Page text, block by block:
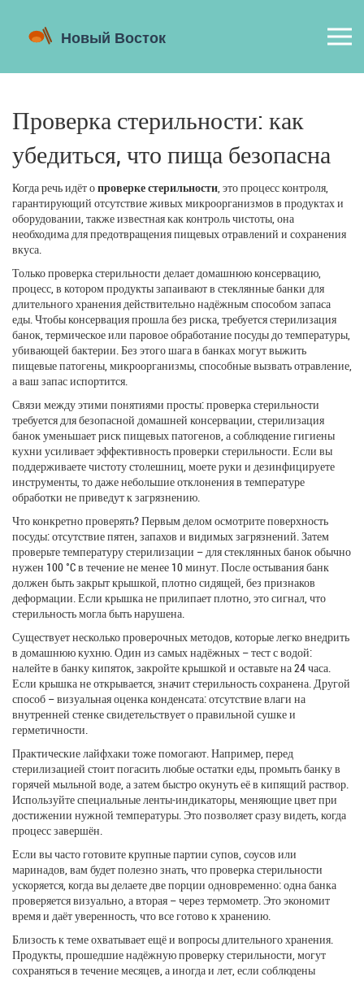
Проверка стерильности: как
убедиться, что пища безопасна
Когда речь идёт опроверке стерильности это процесс контроля,
гарантирующий отсутствие живых микроорганизмов в продуктах и
оборудовании , также известная какконтроль чистоты , она
необходима для предотвращения пищевых отравлений и сохранения
вкуса.
Только проверка стерильности делает домашнюю консервацию
процесс, в котором продукты запаивают в стеклянные банки для
длительного хранения действительно надёжным способом запаса
еды. Чтобы консервация прошла без риска, требуетсястерилизация
банок термическое или паровое обработание посуды до температуры,
убивающей бактерии . Без этого шага в банках могут выжить
пищевые патогены микроорганизмы, способные вызвать отравление
а ваш запас испортится.
Связи между этими понятиями просты: проверка стерильности
требуется для безопасной домашней консервации, стерилизация
банок уменьшает риск пищевых патогенов, а соблюдение гигиены
кухни усиливает эффективность проверки стерильности. Если вы
поддерживаете чистоту столешниц, моете руки и дезинфицируете
инструменты, то даже небольшие отклонения в температуре
обработки не приведут к загрязнению.
Что конкретно проверять? Первым делом осмотрите поверхность
посуды: отсутствие пятен, запахов и видимых загрязнений. Затем
проверьте температуру стерилизации – для стеклянных банок обычно
нужен 100 °C в течение не менее 10 минут. После остывания банк
должен быть закрыт крышкой, плотно сидящей, без признаков
деформации. Если крышка не прилипает плотно, это сигнал, что
стерильность могла быть нарушена.
Существует несколько проверочных методов, которые легко внедрить
в домашнюю кухню. Один из самых надёжных – тест с водой:
налейте в банку кипяток, закройте крышкой и оставьте на 24 часа.
Если крышка не открывается, значит стерильность сохранена. Другой
способ – визуальная оценка конденсата: отсутствие влаги на
внутренней стенке свидетельствует о правильной сушке и
герметичности.
Практические лайфхаки тоже помогают. Например, перед
стерилизацией стоит погасить любые остатки еды, промыть банку в
горячей мыльной воде, а затем быстро окунуть её в кипящий раствор.
Используйте специальные ленты‑индикаторы, меняющие цвет при
достижении нужной температуры. Это позволяет сразу видеть, когда
процесс завершён.
Если вы часто готовите крупные партии супов, соусов или
маринадов, вам будет полезно знать, что проверка стерильности
ускоряется, когда вы делаете две порции одновременно: одна банка
проверяется визуально, а вторая – через термометр. Это экономит
время и даёт уверенность, что все готово к хранению.
Близость к теме охватывает ещё и вопросы длительного хранения.
Продукты, прошедшие надёжную проверку стерильности, могут
сохраняться в течение месяцев, а иногда и лет, если соблюдены